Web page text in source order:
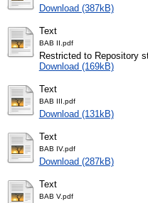
Download (387kB)
Text
BAB II.pdf
Restricted to Repository
Download (169kB)
Text
BAB III.pdf
Download (131kB)
Text
BAB IV.pdf
Download (287kB)
Text
BAB V.pdf